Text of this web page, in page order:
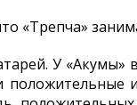
«Трепча»
У